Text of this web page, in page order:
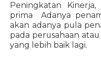
Peningkatan
prima Adanya
akan adanya pula
pada perusahaan
yang lebih baik lagi.